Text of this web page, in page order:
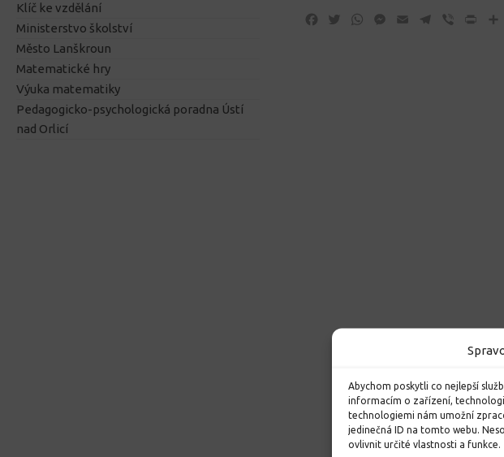
Abychom poskytli co nejlepší
informacím o zařízení,
technologiemi nám umožní
jedinečná ID na tomto webu.
ovlivnit určité vlastnosti a funkce.
Facebook
TwitterWhatsApp
Messenger
Email Telegram
Viber Print
Klíč ke vzdělání
Ministerstvo školství
Město Lanškroun
Matematické hry
Výuka matematiky
Pedagogicko-psychologická poradna Ústí
nad Orlicí